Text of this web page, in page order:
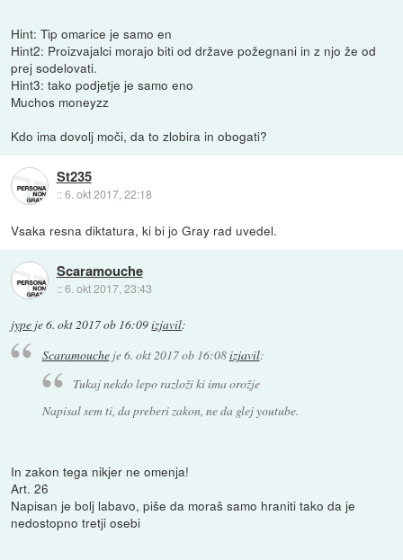
Hint: Tip omarice je samo en
Hint2: Proizvajalci morajo biti od države požegnani in z njo že od
prej sodelovati.
Hint3: tako podjetje je samo eno
Muchos moneyzz
Kdo ima dovolj moči, da to zlobira in obogati?
St235
::6. okt 2017, 22:18
Vsaka resna diktatura, ki bi jo Gray rad uvedel.
Scaramouche
::6. okt 2017, 23:43
jype je6. okt 2017 ob 16:09izjavil:
Scaramoucheje6. okt 2017 ob 16:08izjavil:
Tukaj nekdo lepo razloži ki ima orožje
Napisal sem ti, da preberi zakon, ne da glej youtube.
In zakon tega nikjer ne omenja!
Art. 26
Napisan je bolj labavo, piše da moraš samo hraniti tako da je
nedostopno tretji osebi